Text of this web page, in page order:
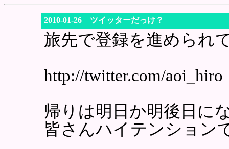
2010-01-26 ツイッターだっけ？
旅先で登録を進められ
http://twitter.com/aoi_hiro
帰りは明日か明後日に
皆さんハイテンション